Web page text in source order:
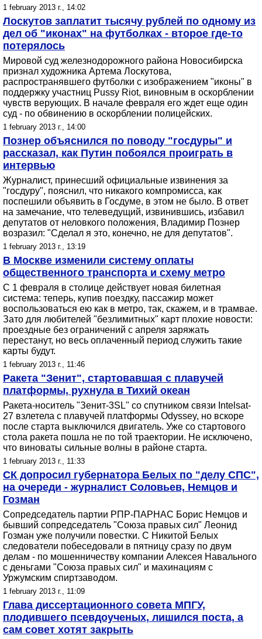
1 february 2013 г., 14:02
Лоскутов заплатит тысячу рублей по одному из
дел об "иконах" на футболках - второе где-то
потерялось
Мировой суд железнодорожного района Новосибирска
признал художника Артема Лоскутова,
распространявшего футболки с изображением "иконы" в
поддержку участниц Pussy Riot, виновным в оскорблении
чувств верующих. В начале февраля его ждет еще один
суд - по обвинению в оскорблении полицейских.
1 february 2013 г., 14:00
Познер объяснился по поводу "госдуры" и
рассказал, как Путин побоялся проиграть в
интервью
Журналист, принесший официальные извинения за
"госдуру", пояснил, что никакого компромисса, как
поспешили объявить в Госдуме, в этом не было. В ответ
на замечание, что телеведущий, извинившись, избавил
депутатов от неловкого положения, Владимир Познер
возразил: "Сделал я это, конечно, не для депутатов".
1 february 2013 г., 13:19
В Москве изменили систему оплаты
общественного транспорта и схему метро
С 1 февраля в столице действует новая билетная
система: теперь, купив поездку, пассажир может
воспользоваться ею как в метро, так, скажем, и в трамвае.
Зато для любителей "безлимитных" карт плохие новости:
проездные без ограничений с апреля заряжать
перестанут, но весь оплаченный период служить такие
карты будут.
1 february 2013 г., 11:46
Ракета "Зенит", стартовавшая с плавучей
платформы, рухнула в Тихий океан
Ракета-носитель "Зенит-3SL" со спутником связи Intelsat-
27 взлетела с плавучей платформы Odyssey, но вскоре
после старта выключился двигатель. Уже со стартового
стола ракета пошла не по той траектории. Не исключено,
что виноваты сильные волны в районе старта.
1 february 2013 г., 11:33
СК допросил губернатора Белых по "делу СПС",
на очереди - журналист Соловьев, Немцов и
Гозман
Сопредседатель партии РПР-ПАРНАС Борис Немцов и
бывший сопредседатель "Союза правых сил" Леонид
Гозман уже получили повестки. С Никитой Белых
следователи побеседовали в пятницу сразу по двум
делам - по мошенничеству компании Алексея Навального
с деньгами "Союза правых сил" и махинациям с
Уржумским спиртзаводом.
1 february 2013 г., 11:09
Глава диссертационного совета МПГУ,
плодившего псевдоученых, лишился поста, а
сам совет хотят закрыть